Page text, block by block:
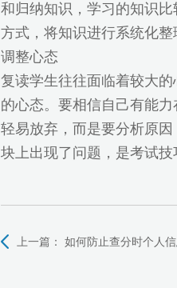
和归纳知识，学习的知识
方式，将知识进行系统化整
调整心态
复读学生往往面临着较大
的心态。要相信自己有能
轻易放弃，而是要分析原
块上出现了问题，是考试
上一篇： 如何防止查分时个人信